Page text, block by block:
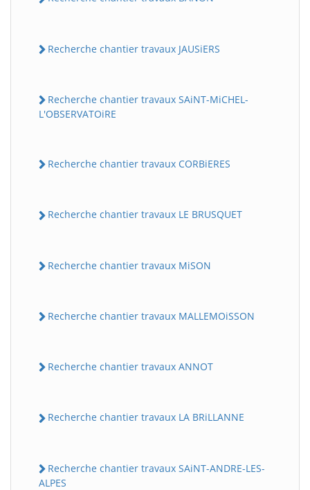
Recherche chantier travaux JAUSiERS
Recherche chantier travaux SAiNT-MiCHEL-
L'OBSERVATOiRE
Recherche chantier travaux CORBiERES
Recherche chantier travaux LE BRUSQUET
Recherche chantier travaux MiSON
Recherche chantier travaux MALLEMOiSSON
Recherche chantier travaux ANNOT
Recherche chantier travaux LA BRiLLANNE
Recherche chantier travaux SAiNT-ANDRE-LES-
ALPES